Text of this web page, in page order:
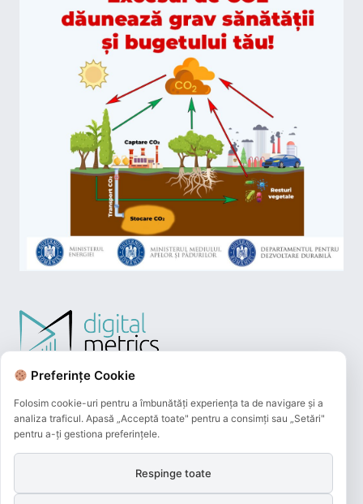
Plățile online efectuate pe acest site
Preferințe Cookie
Folosim cookie-uri pentru a îmbunătăți experiența ta de navigare și a
analiza traficul. Apasă „Acceptă toate" pentru a consimți sau „Setări"
pentru a-ți gestiona preferințele.
Respinge toate